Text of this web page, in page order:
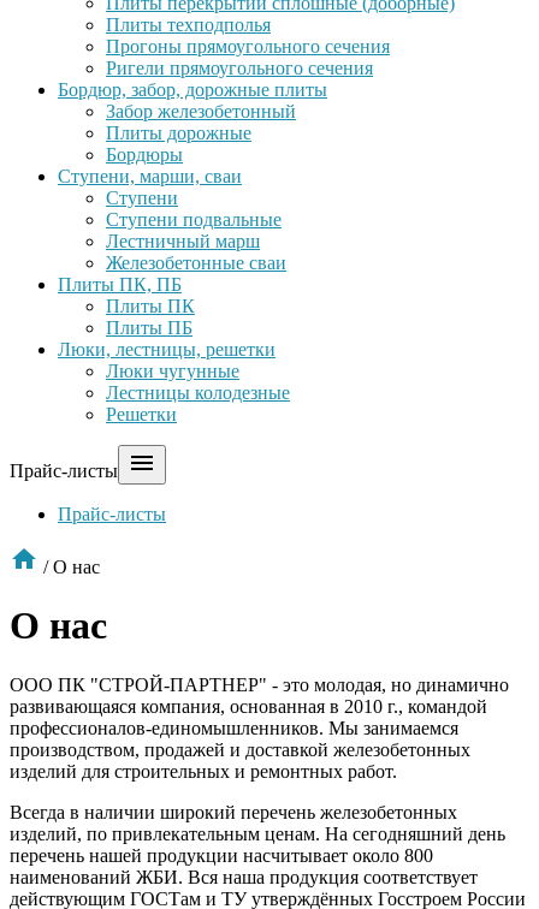
Плиты техподполья
Прогоны прямоугольного сечения
Ригели прямоугольного сечения
Бордюр, забор, дорожные плиты
Забор железобетонный
Плиты дорожные
Бордюры
Ступени, марши, сваи
Ступени
Ступени подвальные
Лестничный марш
Железобетонные сваи
Плиты ПК, ПБ
Плиты ПК
Плиты ПБ
Люки, лестницы, решетки
Люки чугунные
Лестницы колодезные
Решетки
Прайс-листы 
Прайс-листы
 /О нас
О нас
ООО ПК "СТРОЙ-ПАРТНЕР" - это молодая, но динамично
развивающаяся компания, основанная в 2010 г., командой
профессионалов-единомышленников. Мы занимаемся
производством, продажей и доставкой железобетонных
изделий для строительных и ремонтных работ.
Всегда в наличии широкий перечень железобетонных
изделий, по привлекательным ценам. На сегодняшний день
перечень нашей продукции насчитывает около 800
наименований ЖБИ. Вся наша продукция соответствует
действующим ГОСТам и ТУ утверждённых Госстроем России